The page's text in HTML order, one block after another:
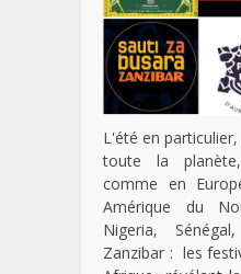
L'été en
toute la
comme en
Amérique du
Nigeria,
Zanzibar : les